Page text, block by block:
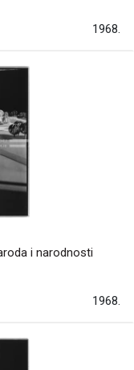
1968.
i narodnosti
1968.